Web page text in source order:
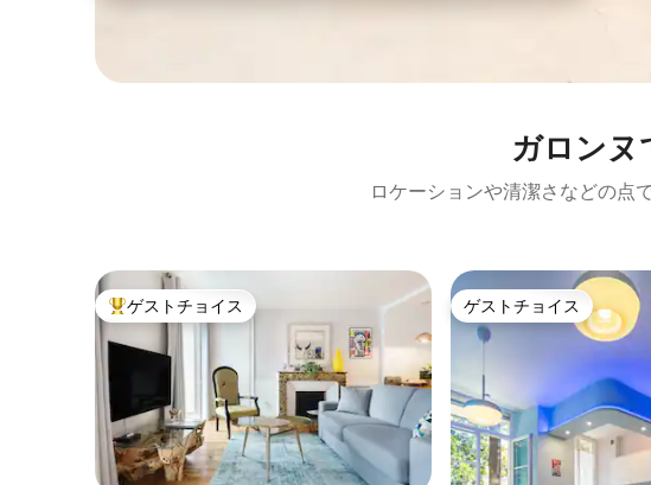
ガロンヌ
ロケーションや清潔さなどの点
大好評のゲストチョイスです。
ゲストチョイス ゲストチョイス
ゲストチョイス